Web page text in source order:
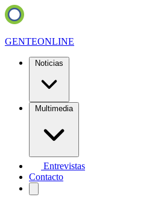
GENTEONLINE
Noticias
Multimedia
Entrevistas
Contacto